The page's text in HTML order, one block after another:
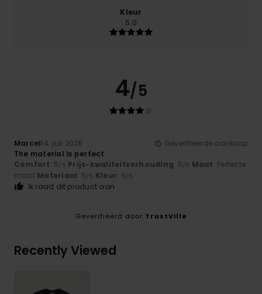
Kleur
5.0
4/5
Marcel14. juli 2026
Geverifieerde aankoop
The material is perfect
Comfort: 5/5 Prijs-kwaliteitverhouding: 5/5 Maat: Perfecte
maat Materiaal: 5/5 Kleur: 5/5
Ik raad dit product aan
Geverifieerd door TrustVille
Recently Viewed